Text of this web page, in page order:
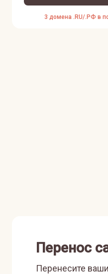
3 домена .RU/.РФ в
Перенос
Перенесите